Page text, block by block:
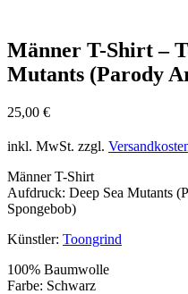
Männer T-Shirt –
Mutants (Parody
25,00 €
inkl. MwSt. zzgl.
Männer T-Shirt
Aufdruck: Deep Sea Mutants
Spongebob)
Künstler: Toongrind
100% Baumwolle
Farbe: Schwarz